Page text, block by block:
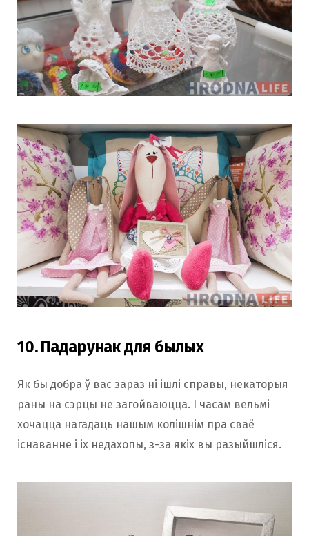
10. Падарунак для былых
Як бы добра ў вас зараз ні ішлі справы, некаторыя
раны на сэрцы не загойваюцца. І часам вельмі
хочацца нагадаць нашым колішнім пра сваё
існаванне і іх недахопы, з-за якіх вы разыйшліся.